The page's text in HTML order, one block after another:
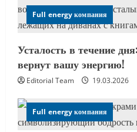
Full energy компания
Усталость в течение
вернут вашу энергию!
Editorial Team 19.03.2026
Full energy компания